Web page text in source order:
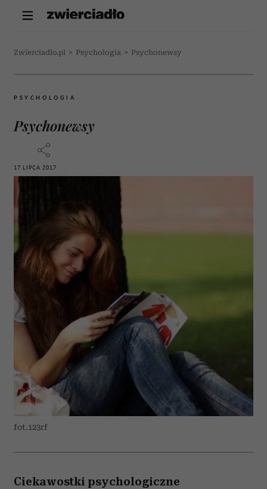
Zwierciadlo.pl > Psychologia > Psychonewsy
PSYCHOLOGIA
Psychonewsy
17 LIPCA 2017
fot.123rf
Ciekawostki psychologiczne